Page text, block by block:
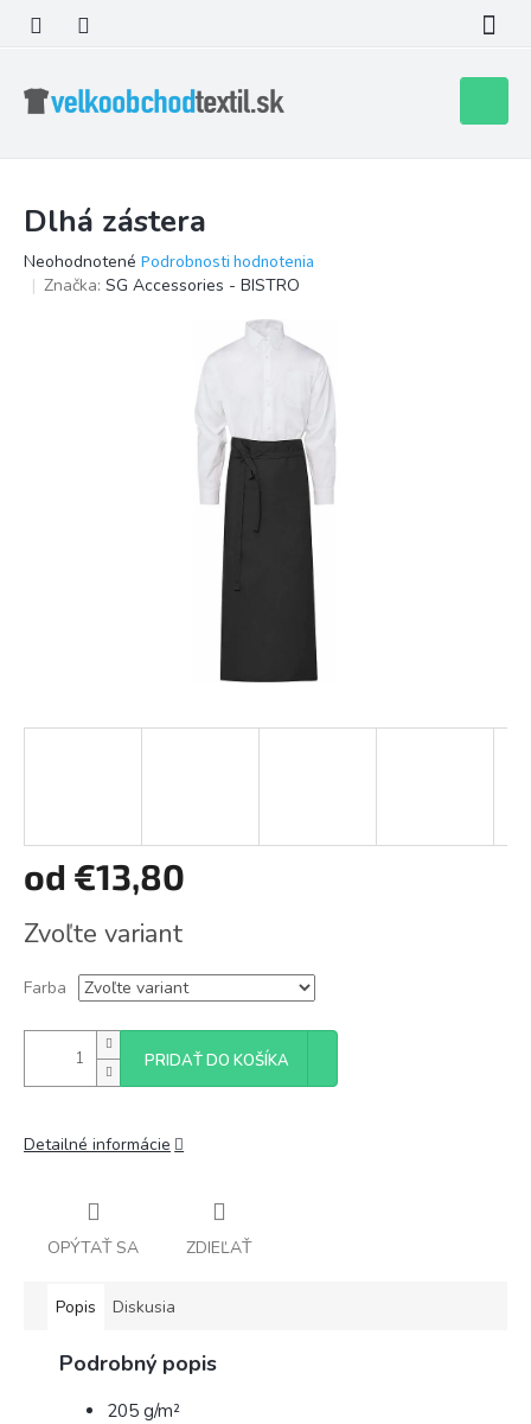
obsah
košík
Dlhá zástera
Priemerné
hodnotenie
Neohodnotené Podrobnosti hodnotenia
Značka: SG Accessories - BISTRO
od €13,80
cena:
Zvoľte variant
Farba
PRIDAŤ DO KOŠÍKA
Detailné informácie
OPÝTAŤ SA ZDIEĽAŤ
Popis Diskusia
Podrobný popis
205 g/m²